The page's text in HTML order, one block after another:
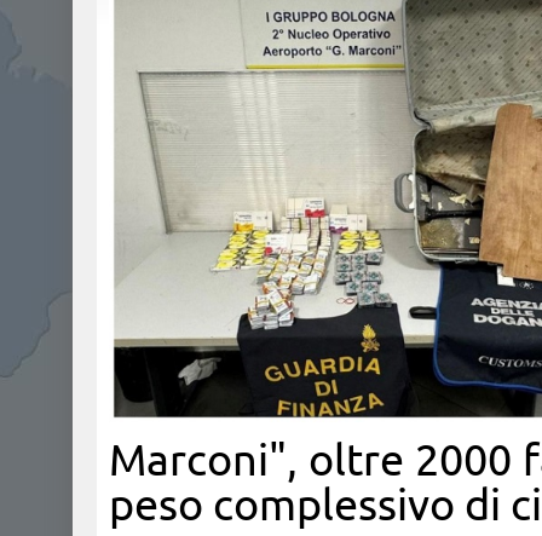
Marconi", oltre 2000
peso complessivo di